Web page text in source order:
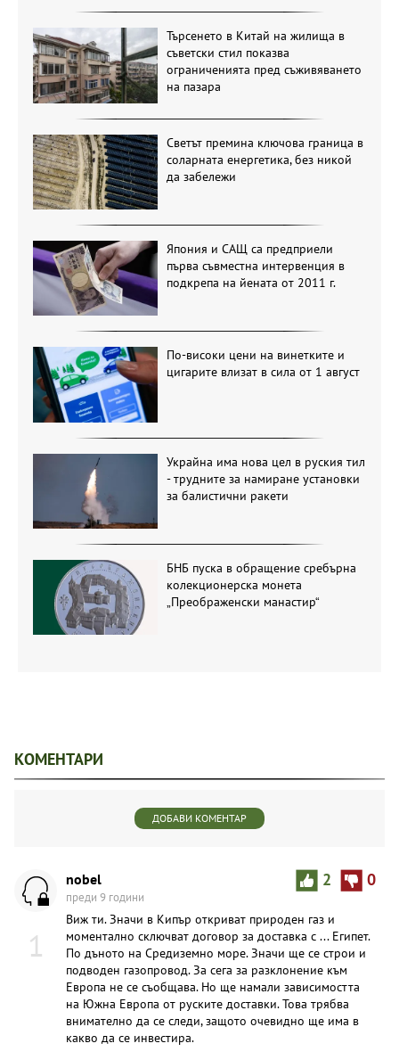
Търсенето в Китай на жилища в
съветски стил показва
ограниченията пред съживяването
на пазара
Светът премина ключова граница в
соларната енергетика, без никой
да забележи
Япония и САЩ са предприели
първа съвместна интервенция в
подкрепа на йената от 2011 г.
По-високи цени на винетките и
цигарите влизат в сила от 1 август
Украйна има нова цел в руския тил
- трудните за намиране установки
за балистични ракети
БНБ пуска в обращение сребърна
колекционерска монета
„Преображенски манастир“
КОМЕНТАРИ
ДОБАВИ КОМЕНТАР
1
2 0
nobel
преди 9 години
Виж ти. Значи в Кипър откриват природен газ и
моментално сключват договор за доставка с ... Египет.
По дъното на Средиземно море. Значи ще се строи и
подводен газопровод. За сега за разклонение към
Европа не се съобщава. Но ще намали зависимостта
на Южна Европа от руските доставки. Това трябва
внимателно да се следи, защото очевидно ще има в
какво да се инвестира.